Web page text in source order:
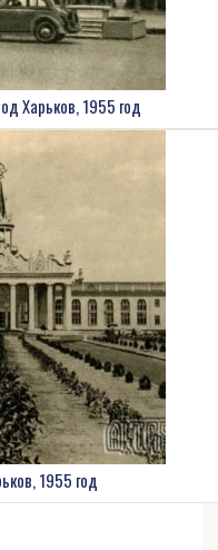
Харьков, 1955 год
1955 год